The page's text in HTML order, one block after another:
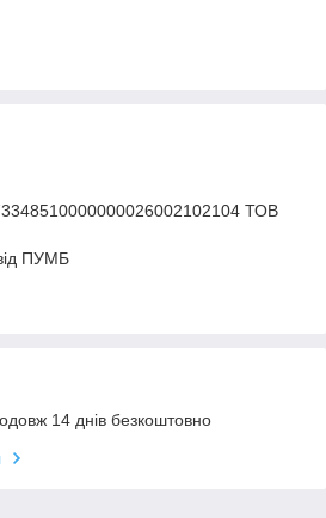
ТОВ
ПУМБ
14 днів безкоштовно